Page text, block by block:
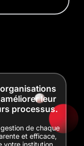
leur
processus.
de chaque
et efficace,
votre institution.